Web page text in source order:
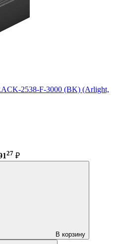
2538-F-3000 (BK) (Arlight,
27 ₽
В корзину